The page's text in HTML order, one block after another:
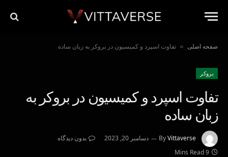
صفحه اصلی » تفاوت اسپرد و کمیسیون در بروکر به زبان ساده
بروکر
تفاوت اسپرد و کمیسیون در بروکر به
زبان ساده
ByVittaverse دسامبر 20, 2023
بدون دیدگاه
9 Mins Read